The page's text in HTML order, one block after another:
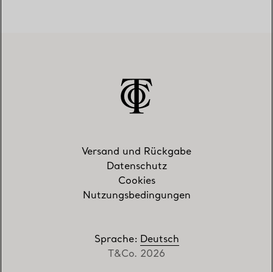
Versand und Rückgabe
Datenschutz
Cookies
Nutzungsbedingungen
Sprache: Deutsch
T&Co. 2026